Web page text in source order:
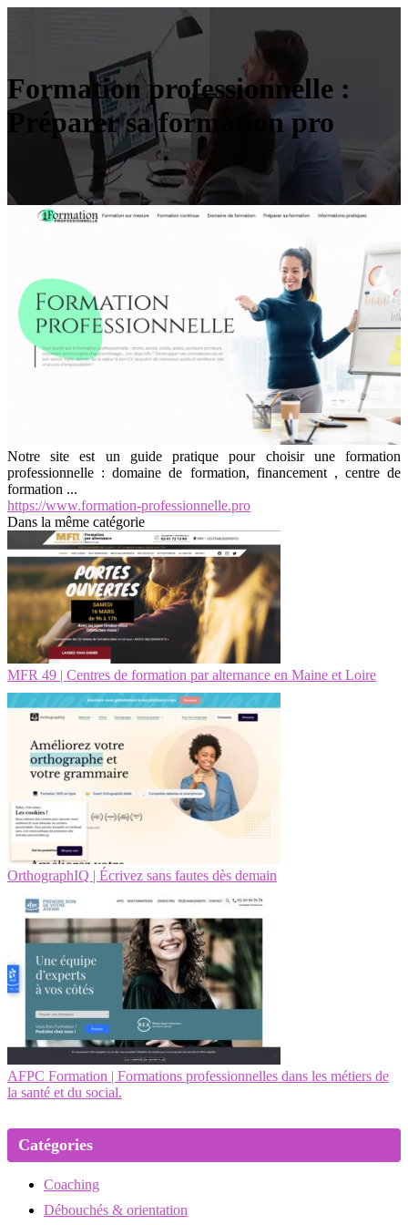
Formation professionnelle :
Préparer sa formation pro
Notre site est un guide pratique pour choisir une formation
professionnelle : domaine de formation, financement , centre de
formation ...
https://www.formation-professionnelle.pro
Dans la même catégorie
MFR 49 | Centres de formation par alternance en Maine et Loire
OrthographIQ | Écrivez sans fautes dès demain
AFPC Formation | Formations professionnelles dans les métiers de
la santé et du social.
Catégories
Coaching
Débouchés & orientation